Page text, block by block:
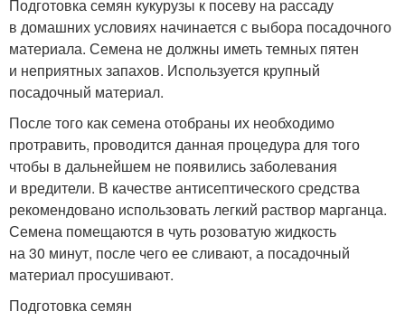
Подготовка семян кукурузы к посеву на рассаду
в домашних условиях начинается с выбора посадочного
материала. Семена не должны иметь темных пятен
и неприятных запахов. Используется крупный
посадочный материал.
После того как семена отобраны их необходимо
протравить, проводится данная процедура для того
чтобы в дальнейшем не появились заболевания
и вредители. В качестве антисептического средства
рекомендовано использовать легкий раствор марганца.
Семена помещаются в чуть розоватую жидкость
на 30 минут, после чего ее сливают, а посадочный
материал просушивают.
Подготовка семян